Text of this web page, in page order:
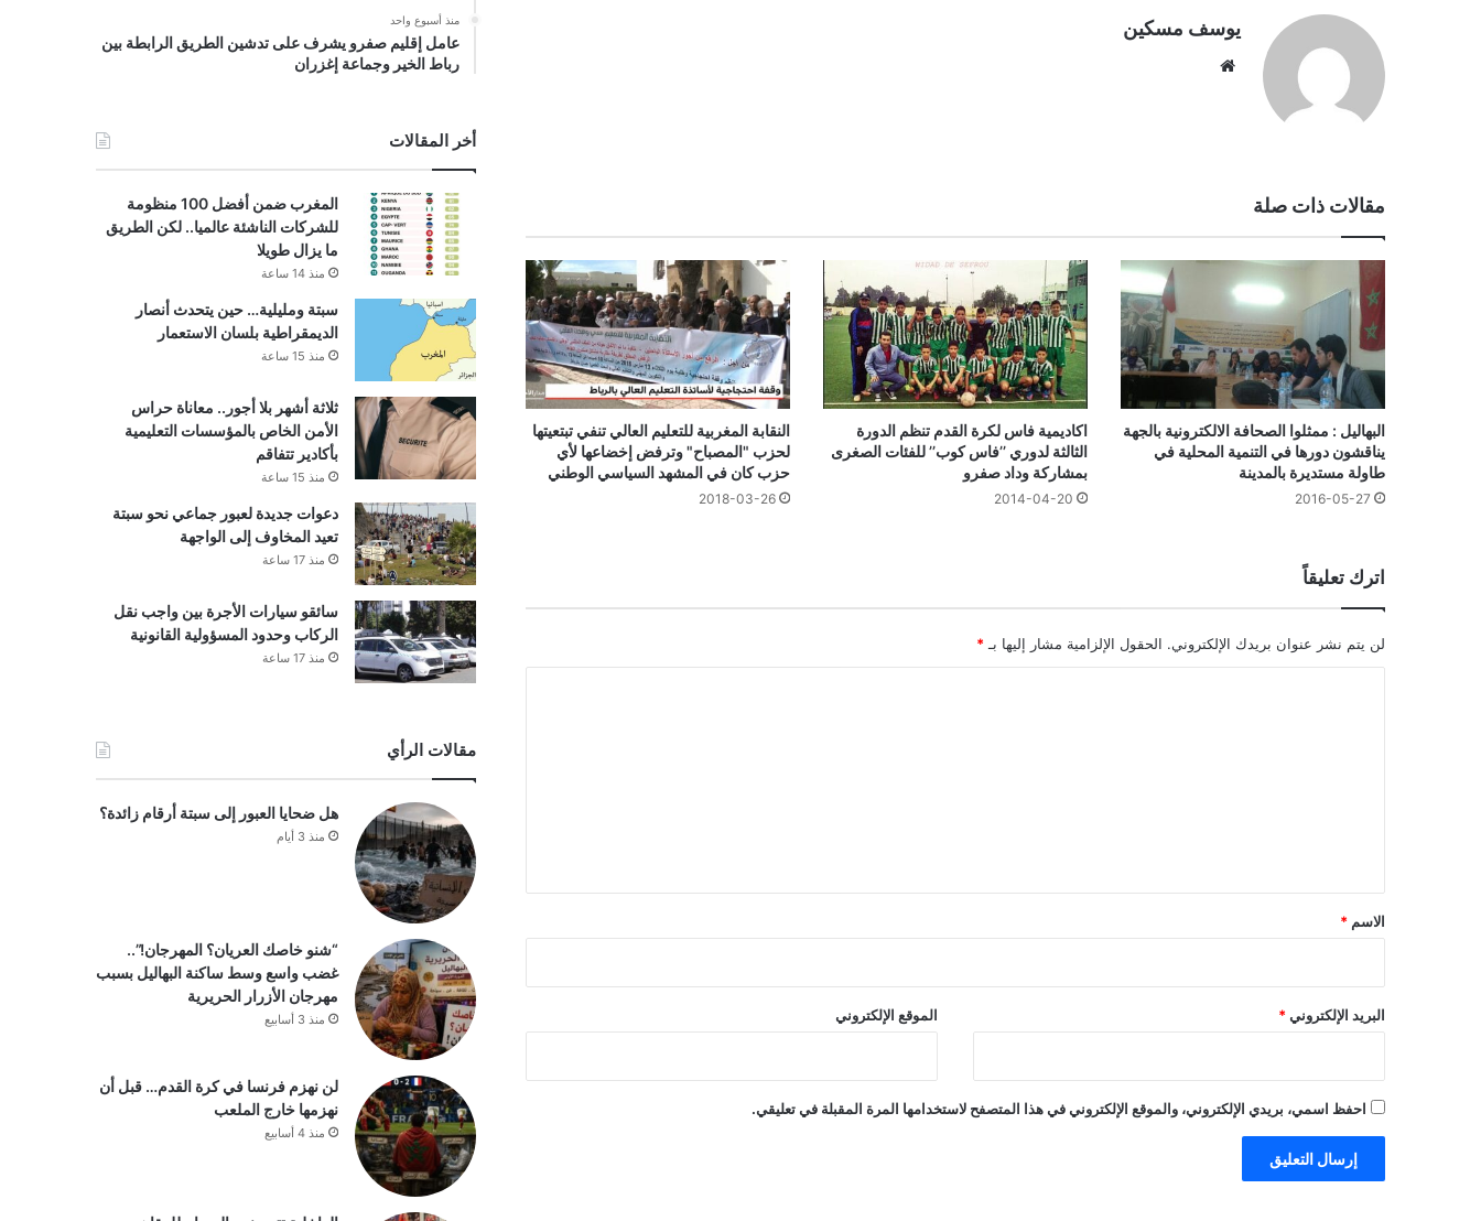
يوسف مسكين
مقالات ذات صلة
البهاليل : ممثلوا الصحافة الالكترونية بالجهة
يناقشون دورها في التنمية المحلية في
طاولة مستديرة بالمدينة
2016-05-27
اكاديمية فاس لكرة القدم تنظم الدورة
الثالثة لدوري ’’فاس كوب’’ للفئات الصغرى
بمشاركة وداد صفرو
2014-04-20
النقابة المغربية للتعليم العالي تنفي تبتعيتها
لحزب "المصباح" وترفض إخضاعها لأي
حزب كان في المشهد السياسي الوطني
2018-03-26
اترك تعليقاً
لن يتم نشر عنوان بريدك الإلكتروني. الحقول الإلزامية مشار إليها بـ *
*
الاسم *
البريد الإلكتروني * الموقع الإلكتروني
احفظ اسمي، بريدي الإلكتروني، والموقع الإلكتروني في هذا المتصفح لاستخدامها المرة المقبلة في تعليقي.
منذ أسبوع واحد
عامل إقليم صفرو يشرف على تدشين الطريق الرابطة بين
رباط الخير وجماعة إغزران
أخر المقالات
المغرب ضمن أفضل 100 منظومة
للشركات الناشئة عالميا.. لكن الطريق
ما يزال طويلا
منذ 14 ساعة
سبتة ومليلية… حين يتحدث أنصار
الديمقراطية بلسان الاستعمار
منذ 15 ساعة
ثلاثة أشهر بلا أجور.. معاناة حراس
الأمن الخاص بالمؤسسات التعليمية
بأكادير تتفاقم
منذ 15 ساعة
دعوات جديدة لعبور جماعي نحو سبتة
تعيد المخاوف إلى الواجهة
منذ 17 ساعة
سائقو سيارات الأجرة بين واجب نقل
الركاب وحدود المسؤولية القانونية
منذ 17 ساعة
مقالات الرأي
هل ضحايا العبور إلى سبتة أرقام زائدة؟
منذ 3 أيام
“شنو خاصك العريان؟ المهرجان!”..
غضب واسع وسط ساكنة البهاليل بسبب
مهرجان الأزرار الحريرية
منذ 3 أسابيع
لن نهزم فرنسا في كرة القدم… قبل أن
نهزمها خارج الملعب
منذ 4 أسابيع